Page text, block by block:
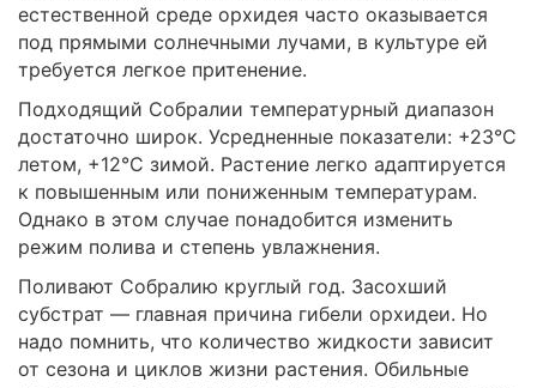
естественной среде орхидея часто оказывается
под прямыми солнечными лучами, в культуре ей
требуется легкое притенение.
Подходящий Собралии температурный диапазон
достаточно широк. Усредненные показатели: +23°C
летом, +12°C зимой. Растение легко адаптируется
к повышенным или пониженным температурам.
Однако в этом случае понадобится изменить
режим полива и степень увлажнения.
Поливают Собралию круглый год. Засохший
субстрат — главная причина гибели орхидеи. Но
надо помнить, что количество жидкости зависит
от сезона и циклов жизни растения. Обильные